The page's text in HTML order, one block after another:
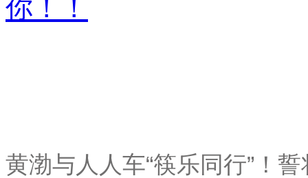
黄渤与人人车“筷乐同行”！